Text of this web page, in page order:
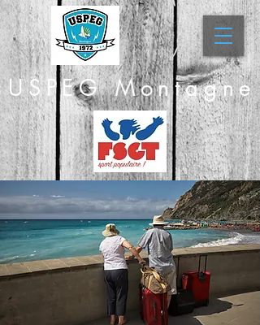
USPEG Montagne